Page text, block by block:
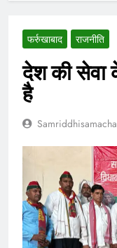
फर्रुखाबाद राजनीति
देश की सेवा
है